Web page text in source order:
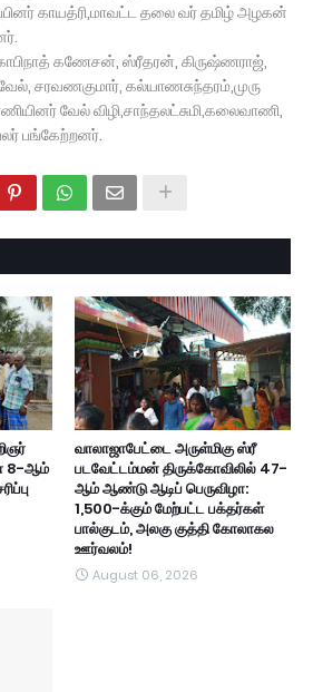
காயத்ரி,மாவட்ட தலை வர் தமிழ் அழகன்
கணேசன், ஸ்ரீதரன், கிருஷ்ணராஜ்,
சரவணகுமார், கல்யாணசுந்தரம்,முரு
வேல் விழி,சாந்தலட்சுமி,கலைவாணி,
பங்கேற்றனர்.
8-ஆம்
வாலாஜாபேட்டை அருள்மிகு ஸ்ரீ
படவேட்டம்மன் திருக்கோவிலில் 47-
ஆம் ஆண்டு ஆடிப் பெருவிழா:
1,500-க்கும் மேற்பட்ட பக்தர்கள்
பால்குடம், அலகு குத்தி கோலாகல
ஊர்வலம்!
August 06, 2026